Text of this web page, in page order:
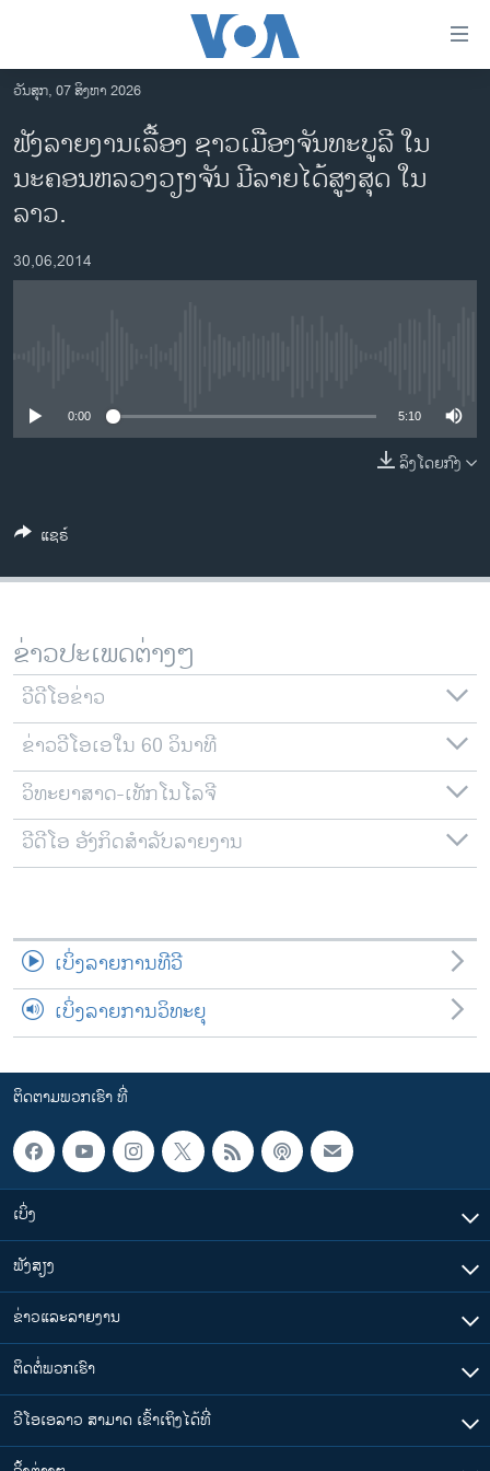
ເຂົ້າ
ຫາ
ຂ້າມ
ຂ້າມ
ຂ້າມ
ໄປ
ຫາ
ຊອກ
ລາວ
ອາເມຣິກາ
ຂ່າວ​ຈີນ
ຊີວິດຊາວລາວ
ທຸລະກິດ
ພາສາອັງກິດ
ສຽງ
ລາຍການກະຈາຍສຽງ
ລາຍງານ
ຕິດຕາມພວກເຮົາ ທີ່
ພາສາຕ່າງໆ
ວັນສຸກ, 07 ສິງຫາ 2026
ຟັງລາຍງານເລື້ອງ ຊາວເມືອງຈັນທະບູລີ ໃນ
ນະຄອນຫລວງວຽງຈັນ ມີລາຍໄດ້ສູງສຸດ ໃນ
ລາວ.
30,06,2014
0:00 5:10
ລິງໂດຍກົງ
ແຊຣ໌
ຂ່າວປະເພດຕ່າງໆ
ວີດີໂອຂ່າວ
ຂ່າວວີໂອເອໃນ 60 ວິນາທີ
ວິທະຍາສາດ-ເທັກໂນໂລຈີ
ວີດີໂອ ອັງກິດສຳລັບລາຍງານ
ເບິ່ງລາຍການທີວີ
ເບິ່ງລາຍການວິທະຍຸ
ຕິດຕາມພວກເຮົາ ທີ່
ເບິ່ງ
ຟັງສຽງ
ຂ່າວແລະລາຍງານ
ຕິດຕໍ່ພວກເຮົາ
ວີໂອເອລາວ ສາມາດ ເຂົ້າເຖິງໄດ້ທີ່